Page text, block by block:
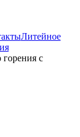
Литейное
горения с